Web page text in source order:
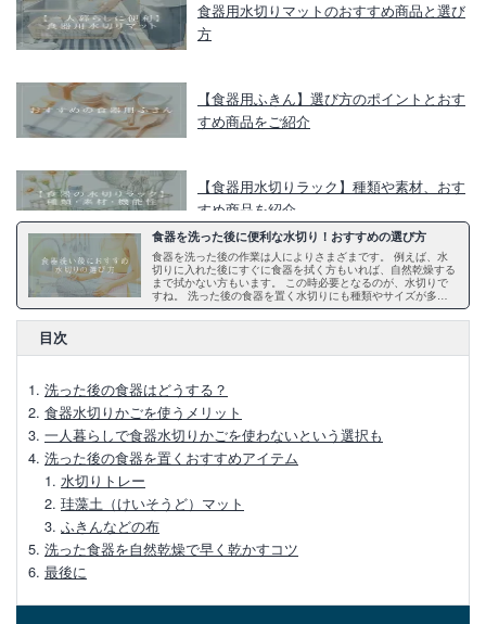
食器用水切りマットのおすすめ商品と選び
方
【食器用ふきん】選び方のポイントとおす
すめ商品をご紹介
【食器用水切りラック】種類や素材、おす
すめ商品を紹介
食器を洗った後に使う水切りマットの選び
方
ニトリの食器用水切りかご・ラック！人気
の理由やおすすめ6選
IKEAのおすすめ食器水切り！かごや折り
ビ対処法について
食器を洗った後に便利な水切り！おすすめの選び方
食器を洗った後の作業は人によりさまざまです。 例えば、水
切りに入れた後にすぐに食器を拭く方もいれば、自然乾燥する
まで拭かない方もいます。 この時必要となるのが、水切りで
すね。 洗った後の食器を置く水切りにも種類やサイズが多様
です。 そこで今回は、食器を洗った後に使う水切りの種類な
どについてご紹介します。
目次
洗った後の食器はどうする？
食器水切りかごを使うメリット
一人暮らしで食器水切りかごを使わないという選択も
洗った後の食器を置くおすすめアイテム
水切りトレー
珪藻土（けいそうど）マット
ふきんなどの布
洗った食器を自然乾燥で早く乾かすコツ
最後に